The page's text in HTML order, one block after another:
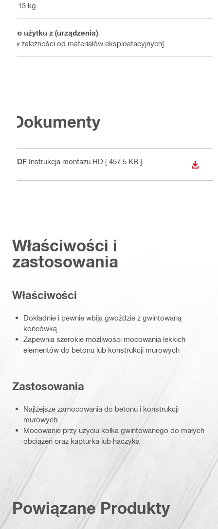
0.13 kg
Do użytku z (urządzenia)
[w zależności od materiałów eksploatacyjnych]
Dokumenty
PDF Instrukcja montażu HD [ 457.5 KB ]
Właściwości i
zastosowania
Właściwości
Dokładnie i pewnie wbija gwoździe z gwintowaną
końcówką
Zapewnia szerokie możliwości mocowania lekkich
elementów do betonu lub konstrukcji murowych
Zastosowania
Najlżejsze zamocowania do betonu i konstrukcji
murowych
Mocowanie przy użyciu kołka gwintowanego do małych
obciążeń oraz kapturka lub haczyka
Powiązane Produkty